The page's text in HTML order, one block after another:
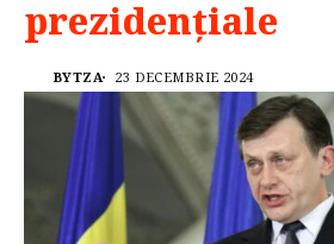
prezidențiale
BYTZA 23 DECEMBRIE 2024